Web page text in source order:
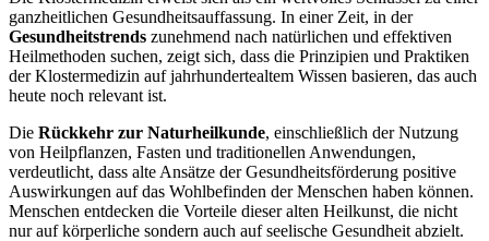
ganzheitlichen Gesundheitsauffassung. In einer Zeit, in der
Gesundheitstrends zunehmend nach natürlichen und effektiven
Heilmethoden suchen, zeigt sich, dass die Prinzipien und Praktiken
der Klostermedizin auf jahrhundertealtem Wissen basieren, das auch
heute noch relevant ist.
Die Rückkehr zur Naturheilkunde, einschließlich der Nutzung
von Heilpflanzen, Fasten und traditionellen Anwendungen,
verdeutlicht, dass alte Ansätze der Gesundheitsförderung positive
Auswirkungen auf das Wohlbefinden der Menschen haben können.
Menschen entdecken die Vorteile dieser alten Heilkunst, die nicht
nur auf körperliche sondern auch auf seelische Gesundheit abzielt.